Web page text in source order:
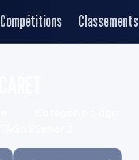
Compétitions Classements